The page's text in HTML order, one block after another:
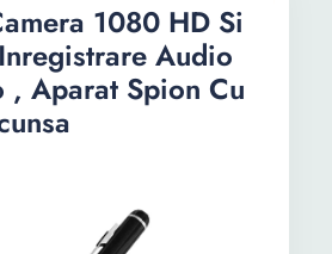
11 cm
5 cm
4 cm
1080 HD Si
Audio
, Aparat Spion Cu